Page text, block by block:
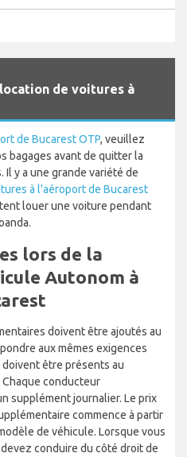
de voitures à
de Bucarest OTP, veuillez
bagages avant de quitter la
Il y a une grande variété de
à l'aéroport de Bucarest
louer une voiture pendant
lors de la
Autonom à
doivent être ajoutés au
aux mêmes exigences
être présents au
conducteur
supplément journalier. Le prix
commence à partir
de véhicule. Lorsque vous
conduire du côté droit de